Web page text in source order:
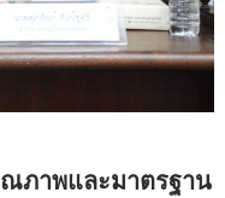
ภาพและมาตรฐาน